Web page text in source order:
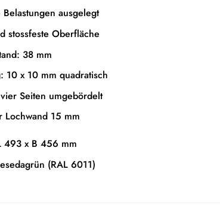
ausgelegt
stossfeste Oberfläche
38 mm
10 x 10 mm quadratisch
Seiten umgebördelt
Lochwand 15 mm
493 x B 456 mm
(RAL 6011)